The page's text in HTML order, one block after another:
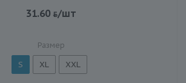
31.60 /шт
Размер
S XL XXL